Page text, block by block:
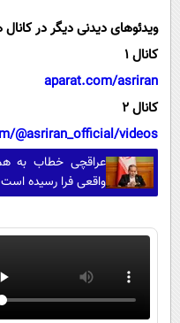
ویدئوهای دیدنی دیگر در
کانال 1
aparat.com/asriran
کانال 2
@asriran_official/videos
عراقچی خطاب به
واقعی فرا رسیده است